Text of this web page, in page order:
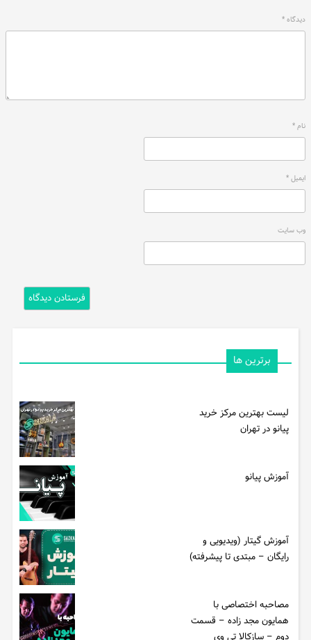
دیدگاه*
نام*
ایمیل*
وب‌ سایت
برترین ها
لیست بهترین مرکز خرید
پیانو در تهران
آموزش پیانو
آموزش گیتار (ویدیویی و
رایگان – مبتدی تا پیشرفته)
مصاحبه اختصاصی با
همایون مجد زاده – قسمت